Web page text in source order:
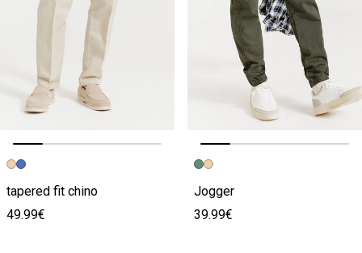
Vorige afbeelding
Volgende beeld
tapered fit chino
49.99€
Vorige afbeelding
Volgende beeld
Jogger
39.99€